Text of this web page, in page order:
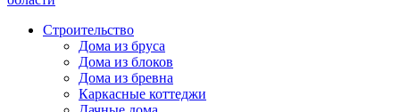
Строительство
Дома из бруса
Дома из блоков
Дома из бревна
Каркасные коттеджи